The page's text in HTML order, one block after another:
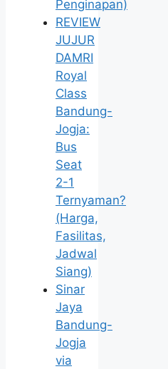
Penginapan)
REVIEW
JUJUR
DAMRI
Royal
Class
Bandung-
Jogja:
Bus
Seat
2-1
Ternyaman?
(Harga,
Fasilitas,
Jadwal
Siang)
Sinar
Jaya
Bandung-
Jogja
via